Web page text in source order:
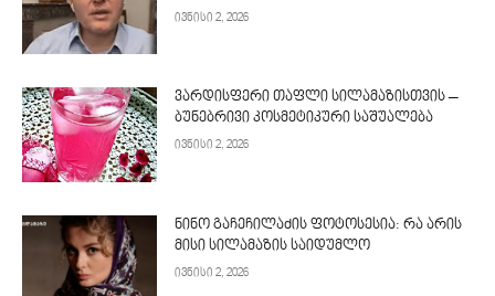
ივნისი 2, 2026
ვარდისფერი თაფლი სილამაზისთვის –
ბუნებრივი კოსმეტიკური საშუალება
ივნისი 2, 2026
ნინო გაჩეჩილაძის ფოტოსესია: რა არის
მისი სილამაზის საიდუმლო
ივნისი 2, 2026